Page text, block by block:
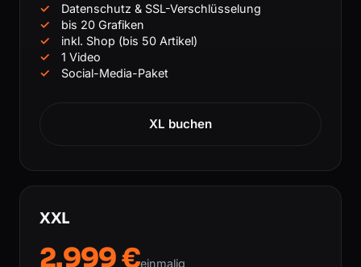
Datenschutz & SSL-Verschlüsselung
bis 20 Grafiken
inkl. Shop (bis 50 Artikel)
1 Video
Social-Media-Paket
XL buchen
XXL
2.999 €einmalig